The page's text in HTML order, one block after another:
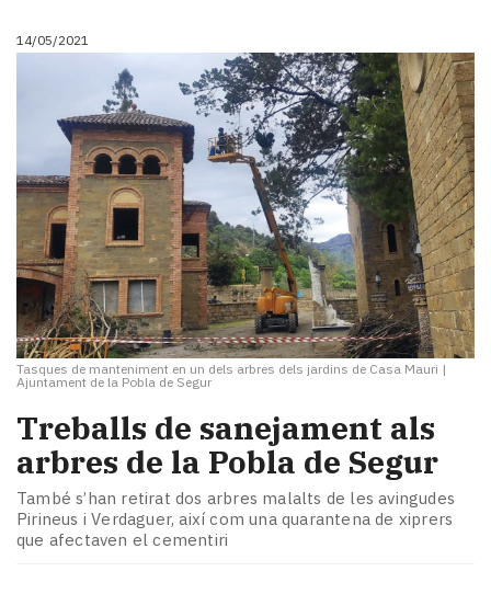
14/05/2021
Tasques de manteniment en un dels arbres dels jardins de Casa Mauri |
Ajuntament de la Pobla de Segur
Treballs de sanejament als
arbres de la Pobla de Segur
També s’han retirat dos arbres malalts de les avingudes
Pirineus i Verdaguer, així com una quarantena de xiprers
que afectaven el cementiri